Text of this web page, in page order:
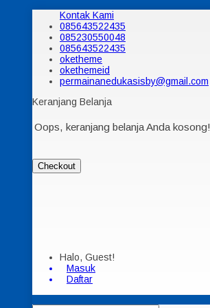
Kontak Kami
085643522435
085230550048
085643522435
oketheme
okethemeid
permainanedukasisby@gmail.com
Keranjang Belanja
Oops, keranjang belanja Anda kosong!
Checkout
Halo, Guest!
Masuk
Daftar